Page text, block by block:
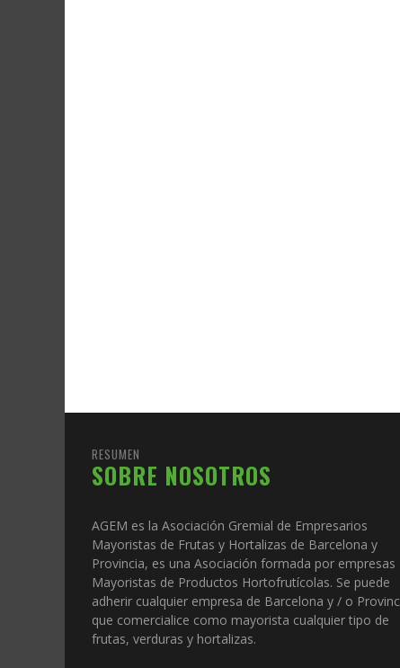
RESUMEN
SOBRE NOSOTROS
AGEM es la Asociación Gremial de Empresarios
Mayoristas de Frutas y Hortalizas de Barcelona y
Provincia, es una Asociación formada por empresas
Mayoristas de Productos Hortofrutícolas. Se puede
adherir cualquier empresa de Barcelona y / o
que comercialice como mayorista cualquier tipo de
frutas, verduras y hortalizas.